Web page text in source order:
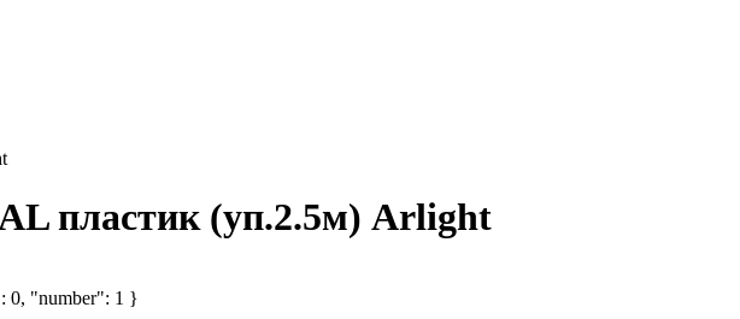
пластик (уп.2.5м) Arlight
0, "number": 1 }